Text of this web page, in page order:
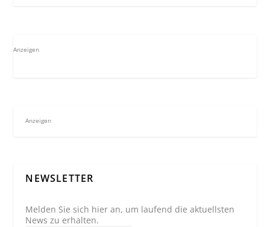
Anzeigen
Anzeigen
NEWSLETTER
Melden Sie sich hier an, um laufend die aktuellsten
News zu erhalten.